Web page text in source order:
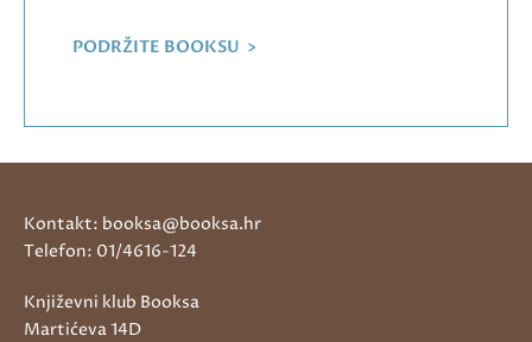
PODRŽITE BOOKSU >
Kontakt: booksa@booksa.hr
Telefon: 01/4616-124
Književni klub Booksa
Martićeva 14D